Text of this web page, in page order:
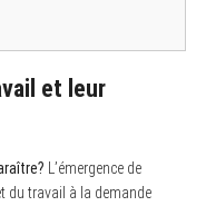
et leur
L’émergence de
du travail à la demande